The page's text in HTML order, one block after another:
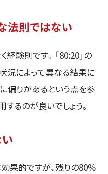
法則ではない
験則です。「80:20」の
況によって異なる結果に
偏りがあるという点を参
るのが良いでしょう。
果的ですが、残りの80%